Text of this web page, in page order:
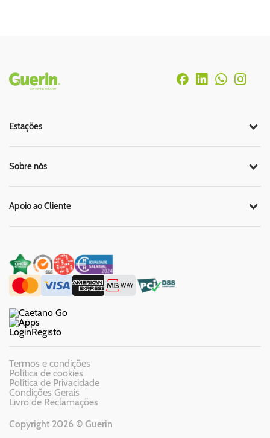
Rodapé
Estações
Sobre nós
Apoio ao Cliente
LoginRegisto
Copyright 2026 © Guerin
Termos e condições
Política de cookies
Política de Privacidade
Condições Gerais
Livro de Reclamações